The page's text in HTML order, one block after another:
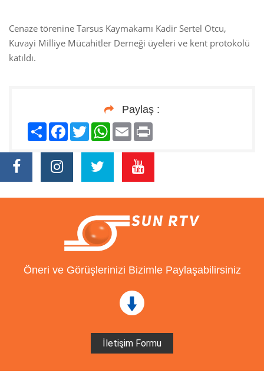
Cenaze törenine Tarsus Kaymakamı Kadir Sertel Otcu,
Kuvayi Milliye Mücahitler Derneği üyeleri ve kent protokolü
katıldı.
Paylaş :
PaylaşFacebook
TwitterWhatsApp
Email
Öneri ve Görüşlerinizi Bizimle Paylaşabilirsiniz
İletişim Formu